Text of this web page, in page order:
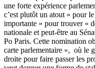
une forte expérience
c’est plutôt un atout » pour
importante » pour trouver «
nationale et peut-être au
Po Paris. Cette nomination
carte parlementaire », où le
droite pour faire passer les